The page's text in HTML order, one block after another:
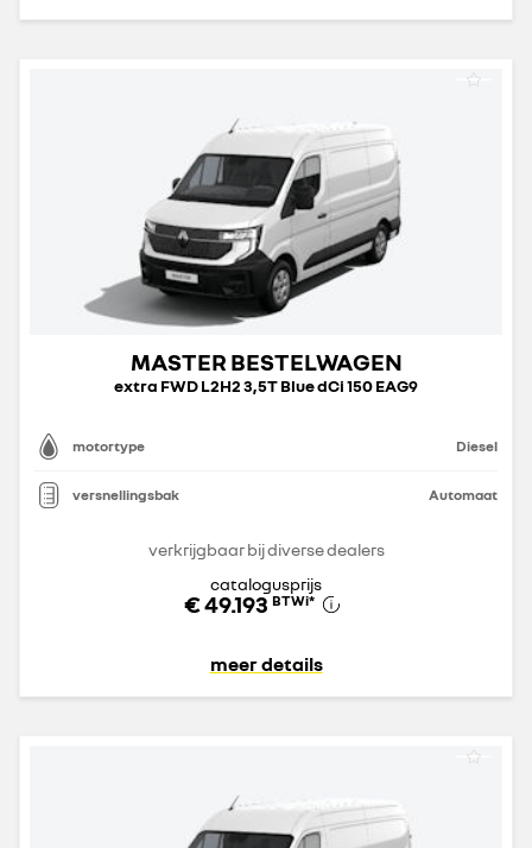
MASTER BESTELWAGEN
extra FWD L2H2 3,5T Blue dCi 150 EAG9
motortype Diesel
versnellingsbak Automaat
verkrijgbaar bij diverse dealers
catalogusprijs
€ 49.193 BTWi*
meer details